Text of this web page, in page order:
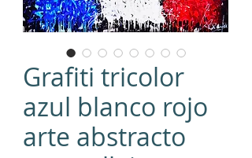
Grafiti tricolor
azul blanco rojo
arte abstracto